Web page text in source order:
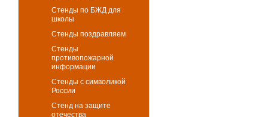
Стенды по БЖД для
школы
Стенды поздравляем
Стенды
противопожарной
информации
Стенды с символикой
России
Стенд на защите
отечества